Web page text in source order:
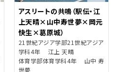
アスリートの共鳴（駅伝・江
上天晴×山中寿世夢×岡元
快生×葛原城）
21世紀アジア学部21世紀アジア
学科4年 江上 天晴
体育学部体育学科4年 山中 寿
世夢